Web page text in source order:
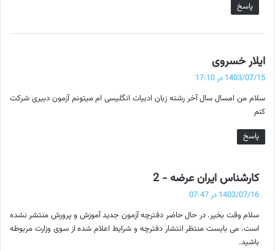
پاسخ
ایلار خسروی
ف
:
1403/07/15 در 17:10
سلام من امسال سال آخر رشته زبان ادبيات انگلیسی ام میتونم آزمون دبیری شرکت
کنم
پاسخ
کارشناس ایران عرضه - 2
:
1403/07/16 در 07:47
سلام وقت بخیر. در حال حاضر دفترچه آزمون جدید آموزش و پرورش منتشر نشده
است. می بایست منتظر انتشار دفترچه و شرایط اعلام شده از سوی وزارت مربوطه
باشید.